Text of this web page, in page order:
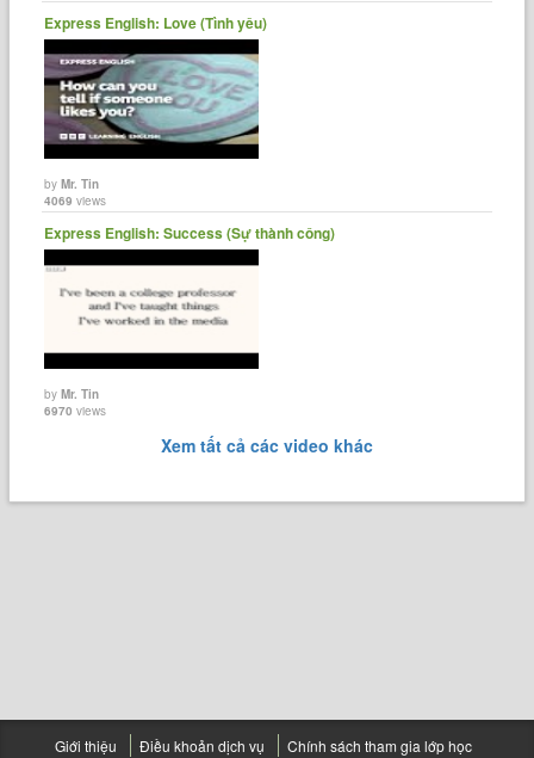
Express English: Love (Tình yêu)
byMr. Tin
4069 views
Express English: Success (Sự thành công)
byMr. Tin
6970 views
Xem tất cả các video khác
Giới thiệu Điều khoản dịch vụ Chính sách tham gia lớp học